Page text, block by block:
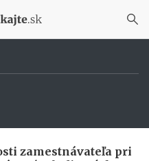
zamestnávateľa pri